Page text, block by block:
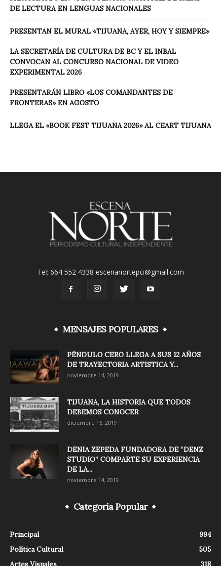
DE LECTURA EN LENGUAS NACIONALES
PRESENTAN EL MURAL «TIJUANA, AYER, HOY Y SIEMPRE»
LA SECRETARÍA DE CULTURA DE BC Y EL INBAL
CONVOCAN AL CONCURSO NACIONAL DE VIDEO
EXPERIMENTAL 2026
PRESENTARÁN LIBRO «LOS COMANDANTES DE
FRONTERAS» EN AGOSTO
LLEGA EL «BOOK FEST TIJUANA 2026» AL CEART TIJUANA
Tel: 664 552 4338 escenanortepci@gmail.com
MENSAJES POPULARES
PÉNDULO CERO LLEGA A SUS 12 AÑOS
DE TRAYECTORIA ARTISTICA Y...
noviembre 14, 2019
TIJUANA, LA HISTORIA QUE TODOS
DEBEMOS CONOCER
diciembre 16, 2019
DENIA ZEPEDA FUNDADORA DE “DENZ
STUDIO” COMPARTE SU EXPERIENCIA
DE LA...
noviembre 14, 2019
Categoría Popular
Principal
994
Política Cultural
505
Artes Visuales
318